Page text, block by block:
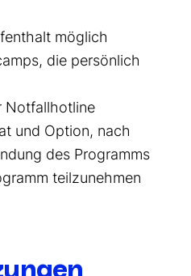
möglich
die persönlich
Notfallhotline
und Option, nach
des Programms
teilzunehmen